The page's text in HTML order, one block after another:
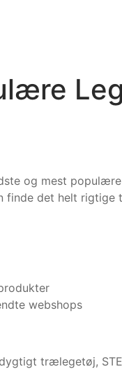
og mest
finde det helt rigtige
webshops
trælegetøj,